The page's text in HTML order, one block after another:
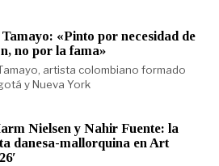
«Pinto por necesidad de
no por la fama»
artista colombiano formado
y Nueva York
Nielsen y Nahir Fuente: la
danesa-mallorquina en Art